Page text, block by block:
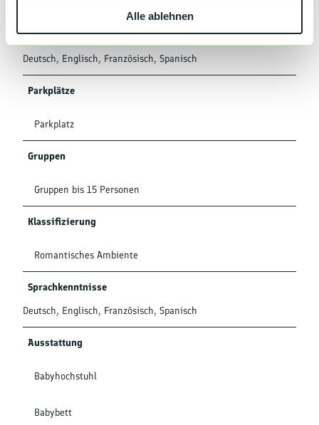
Alle ablehnen
Garten
Sprachkenntnisse
Deutsch, Englisch, Französisch, Spanisch
Parkplätze
Parkplatz
Gruppen
Gruppen bis 15 Personen
Klassifizierung
Romantisches Ambiente
Sprachkenntnisse
Deutsch, Englisch, Französisch, Spanisch
Ausstattung
Babyhochstuhl
Babybett